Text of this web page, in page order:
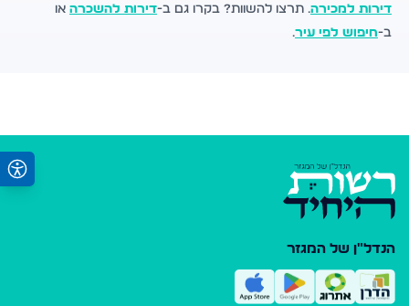
דירות למכירה. תרצו להשוות? בקרו גם ב-דירות להשכרה או
ב-חיפוש לפי עיר.
הנדל"ן של המגזר